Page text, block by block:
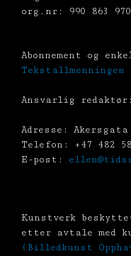
org.nr: 990 863 970
Abonnement og
Tekstallmenningen
Ansvarlig
Adresse:
Telefon: +47 482
E-post:
Kunstverk
etter avtale med
(Billedkunst